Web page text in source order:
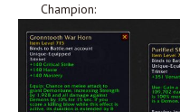
Champion: